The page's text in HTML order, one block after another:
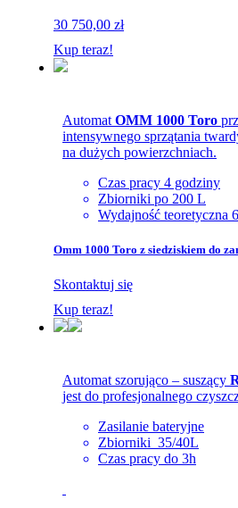
30 750,00 zł
Kup teraz!
Automat OMM 1000 Toro
intensywnego sprzątania
na dużych powierzchniach.
Czas pracy 4 godziny
Zbiorniki po 200 L
Wydajność teoretyczna
Omm 1000 Toro z siedziskiem do
Skontaktuj się
Kup teraz!
Automat szorująco – suszący
jest do profesjonalnego
Zasilanie bateryjne
Zbiorniki 35/40L
Czas pracy do 3h